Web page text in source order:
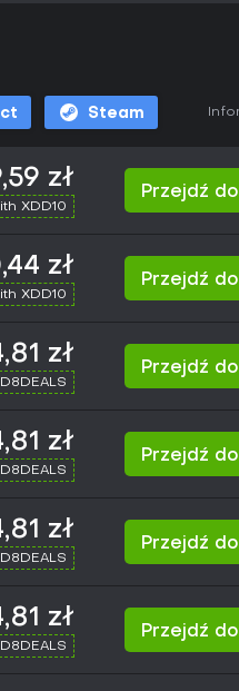
Steam
zł
XDD10
Przejdź
zł
XDD10
Przejdź
zł
Przejdź
zł
Przejdź
zł
Przejdź
zł
Przejdź